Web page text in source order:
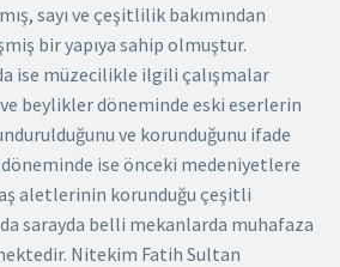
sayı ve çeşitlilik bakımından
bir yapıya sahip olmuştur.
ise müzecilikle ilgili çalışmalar
beylikler döneminde eski eserlerin
ve korunduğunu ifade
ise önceki medeniyetlere
aletlerinin korunduğu çeşitli
sarayda belli mekanlarda muhafaza
Nitekim Fatih Sultan